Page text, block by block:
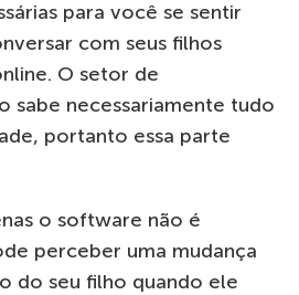
para você se sentir
com seus filhos
O setor de
sabe necessariamente tudo
portanto essa parte
o software não é
perceber uma mudança
do seu filho quando ele